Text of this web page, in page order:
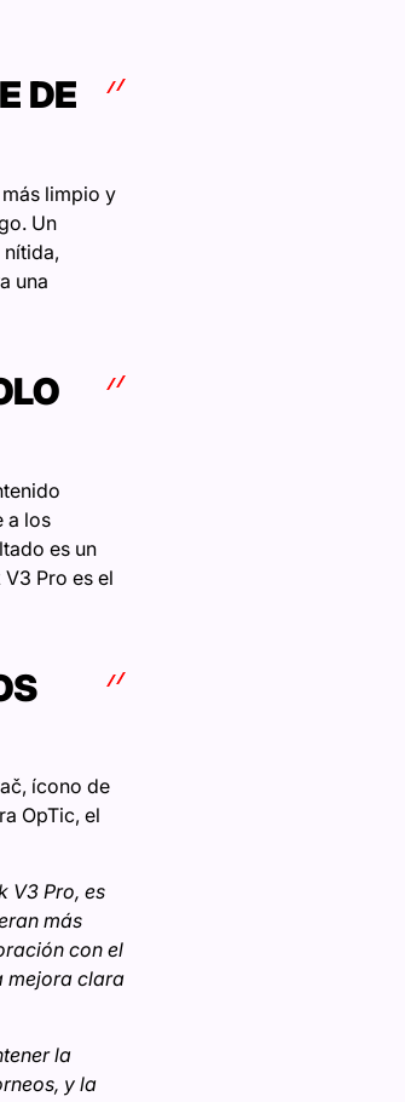
DE
limpio y
Un
una
a los
es un
Pro es el
ícono de
OpTic, el
V3 Pro, es
más
con el
mejora clara
la
y la